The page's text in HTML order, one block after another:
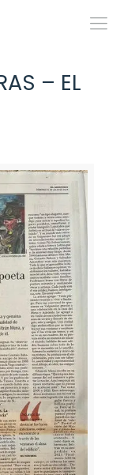
– EL